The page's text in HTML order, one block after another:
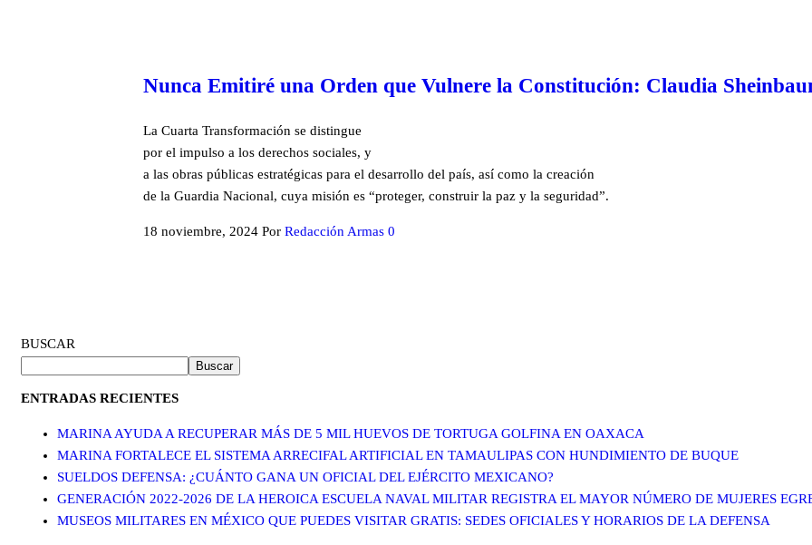
Nunca Emitiré una Orden que Vulnere la Constitución: Claudia
La Cuarta Transformación se distingue
por el impulso a los derechos sociales, y
a las obras públicas estratégicas para el desarrollo del país, así como la creación
de la Guardia Nacional, cuya misión es “proteger, construir la paz y la seguridad”.
18 noviembre, 2024 Por Redacción Armas 0
BUSCAR
Buscar
ENTRADAS RECIENTES
MARINA AYUDA A RECUPERAR MÁS DE 5 MIL HUEVOS DE TORTUGA GOLFINA EN OAXACA
MARINA FORTALECE EL SISTEMA ARRECIFAL ARTIFICIAL EN TAMAULIPAS CON HUNDIMIENTO DE BUQUE
SUELDOS DEFENSA: ¿CUÁNTO GANA UN OFICIAL DEL EJÉRCITO MEXICANO?
GENERACIÓN 2022-2026 DE LA HEROICA ESCUELA NAVAL MILITAR REGISTRA EL MAYOR NÚMERO DE MUJERES
MUSEOS MILITARES EN MÉXICO QUE PUEDES VISITAR GRATIS: SEDES OFICIALES Y HORARIOS DE LA DEFENSA